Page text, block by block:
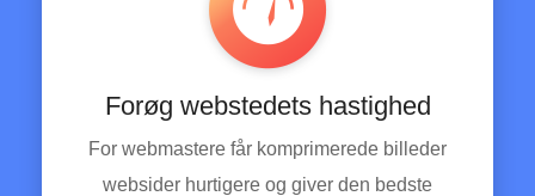
Forøg webstedets hastighed
For webmastere får komprimerede billeder
websider hurtigere og giver den bedste